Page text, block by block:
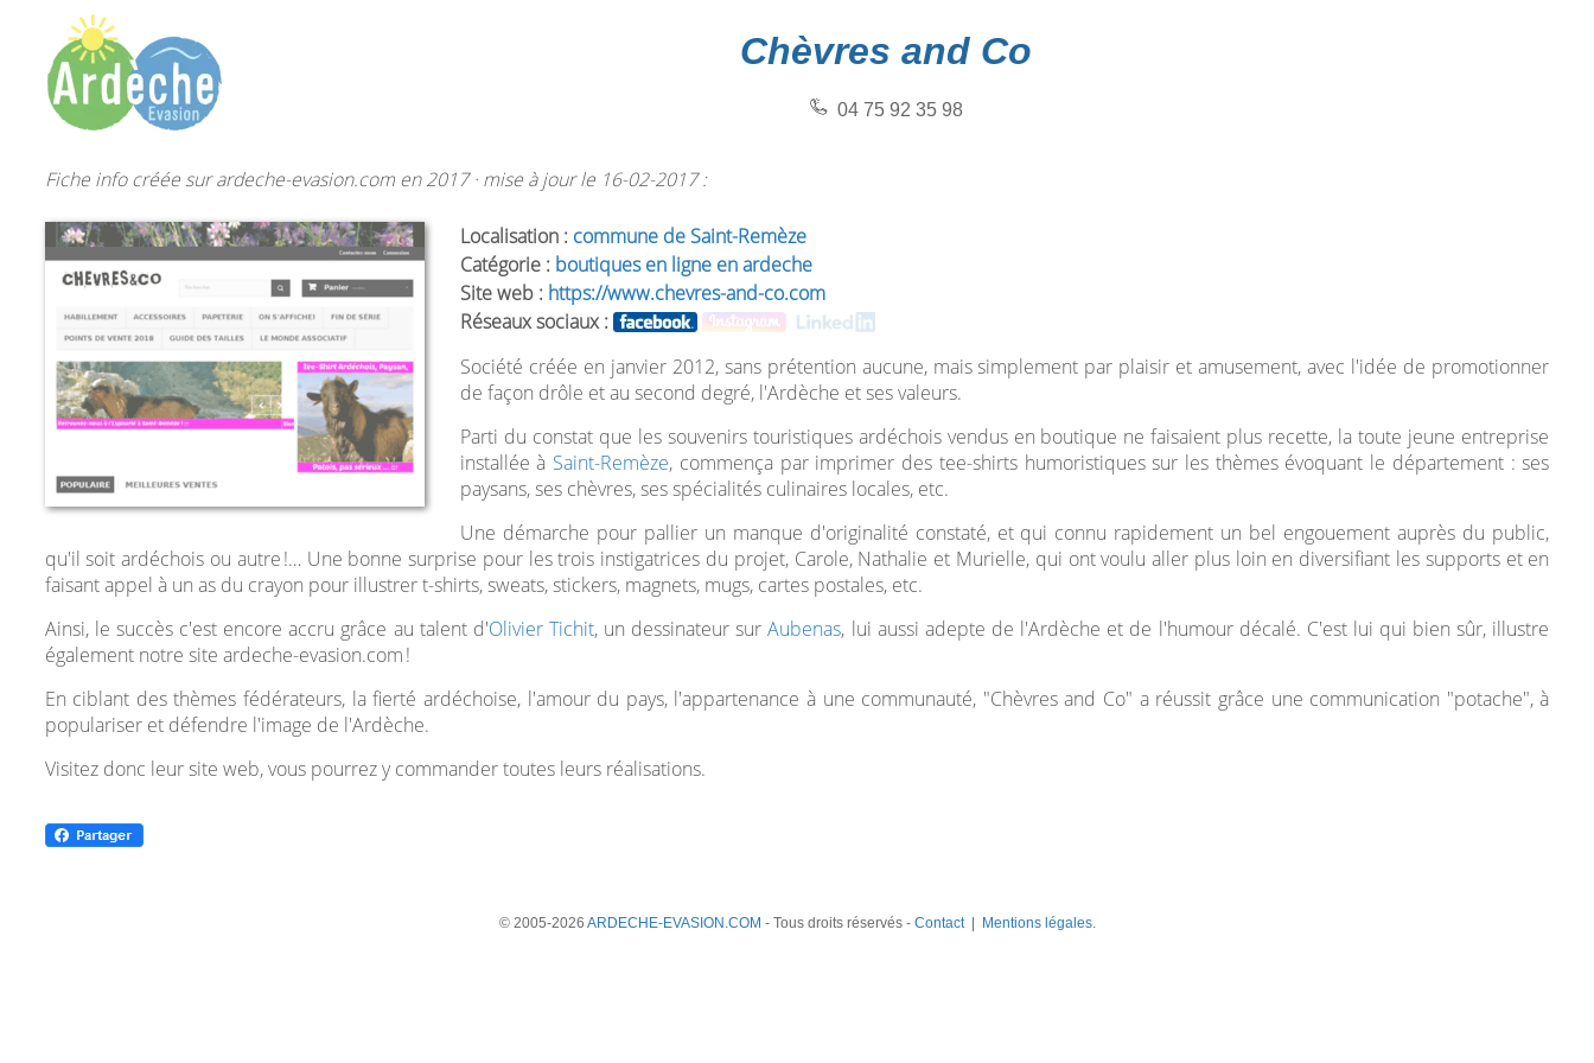
Chèvres and Co
04 75 92 35 98
Fiche info créée sur ardeche-evasion.com en 2017 · mise à jour le 16-02-2017 :
Localisation : commune de Saint-Remèze
Catégorie : boutiques en ligne en ardeche
Site web : https://www.chevres-and-co.com
Réseaux sociaux :
Société créée en janvier 2012, sans prétention aucune, mais simplement par plaisir et amusement, avec l'idée de promotionner
de façon drôle et au second degré, l'Ardèche et ses valeurs.
Parti du constat que les souvenirs touristiques ardéchois vendus en boutique ne faisaient plus recette, la toute jeune entreprise
installée à Saint-Remèze, commença par imprimer des tee-shirts humoristiques sur les thèmes évoquant le département : ses
paysans, ses chèvres, ses spécialités culinaires locales, etc.
Une démarche pour pallier un manque d'originalité constaté, et qui connu rapidement un bel engouement auprès du public,
qu'il soit ardéchois ou autre !… Une bonne surprise pour les trois instigatrices du projet, Carole, Nathalie et Murielle, qui ont voulu aller plus loin en diversifiant les supports et en
faisant appel à un as du crayon pour illustrer t-shirts, sweats, stickers, magnets, mugs, cartes postales, etc.
Ainsi, le succès c'est encore accru grâce au talent d'Olivier Tichit, un dessinateur surAubenas, lui aussi adepte de l'Ardèche et de l'humour décalé. C'est lui qui bien sûr, illustre
également notre site ardeche-evasion.com !
En ciblant des thèmes fédérateurs, la fierté ardéchoise, l'amour du pays, l'appartenance à une communauté, "Chèvres and Co" a réussit grâce une communication "potache", à
populariser et défendre l'image de l'Ardèche.
Visitez donc leur site web, vous pourrez y commander toutes leurs réalisations.
© 2005-2026 ARDECHE-EVASION.COM - Tous droits réservés - Contact| Mentions légales.